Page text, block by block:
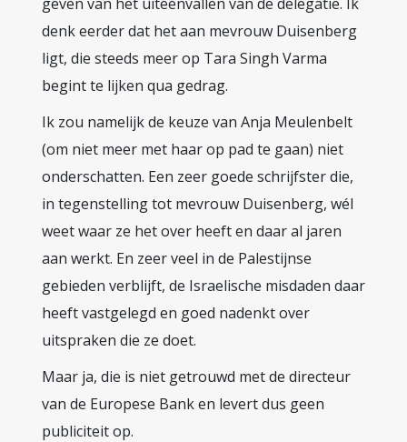
denk eerder dat het aan mevrouw Duisenberg
ligt, die steeds meer op Tara Singh Varma
begint te lijken qua gedrag.
Ik zou namelijk de keuze van Anja Meulenbelt
(om niet meer met haar op pad te gaan) niet
onderschatten. Een zeer goede schrijfster die,
in tegenstelling tot mevrouw Duisenberg, wél
weet waar ze het over heeft en daar al jaren
aan werkt. En zeer veel in de Palestijnse
gebieden verblijft, de Israelische misdaden daar
heeft vastgelegd en goed nadenkt over
uitspraken die ze doet.
Maar ja, die is niet getrouwd met de directeur
van de Europese Bank en levert dus geen
publiciteit op.